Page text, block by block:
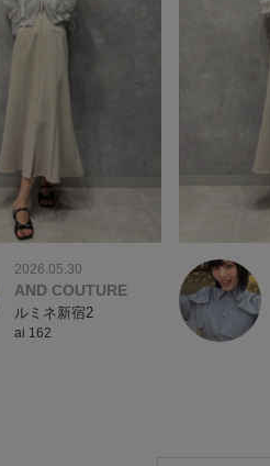
2026.05.30
AND COUTURE
ルミネ新宿2
ai 162